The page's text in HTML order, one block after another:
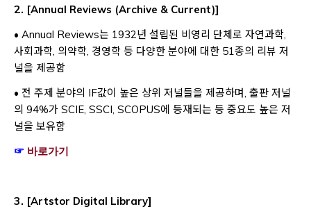
2. [Annual Reviews (Archive & Current)]
• Annual Reviews는 1932년 설립된 비영리 단체로 자연과학,
사회과학, 의약학, 경영학 등 다양한 분야에 대한 51종의 리뷰 저
널을 제공함
• 전 주제 분야의 IF값이 높은 상위 저널들을 제공하며, 출판 저널
의 94%가 SCIE, SSCI, SCOPUS에 등재되는 등 중요도 높은 저
널을 보유함
☞ 바로가기
3. [Artstor Digital Library]